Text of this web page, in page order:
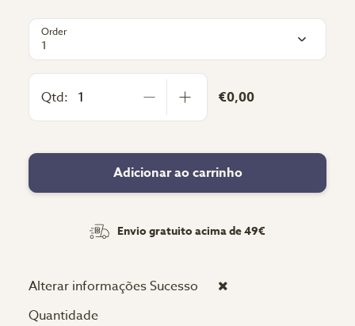
Order
1
Qtd: €0,00
Adicionar ao carrinho
Envio gratuito acima de 49€
Alterar informaçõesSucesso
Quantidade